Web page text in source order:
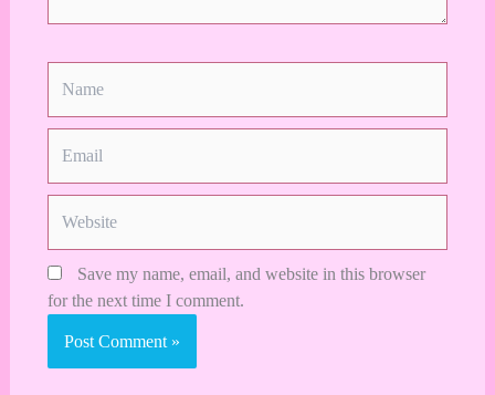
Save my name, email, and website in this browser
for the next time I comment.